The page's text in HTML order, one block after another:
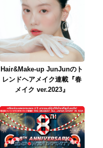
Hair&Make-up JunJunのト
レンドヘアメイク連載『春
メイク ver.2023』